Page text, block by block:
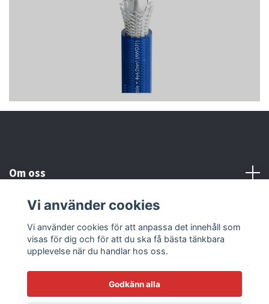
Om oss
Kundtjänst
Läs mer
Vi använder cookies
Vi använder cookies för att anpassa det innehåll som
visas för dig och för att du ska få bästa tänkbara
upplevelse när du handlar hos oss.
Godkänn alla